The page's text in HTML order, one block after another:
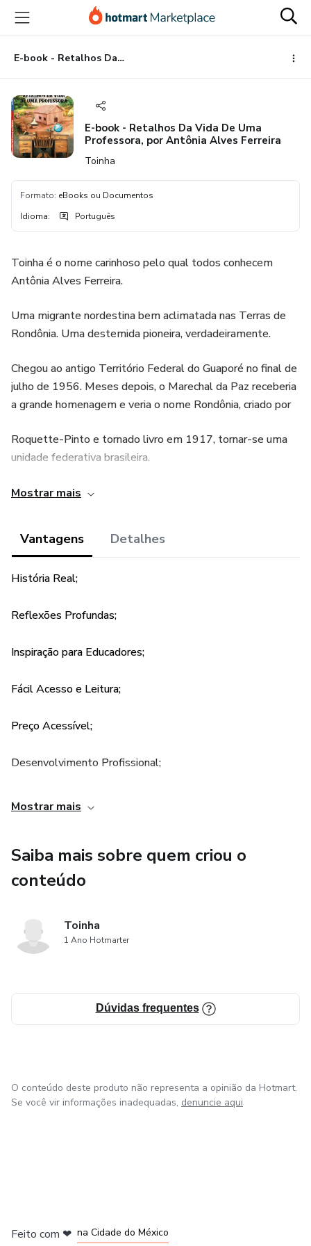
para
conteúdo
principal
para
pagamento
para
rodapé
E-book - Retalhos Da Vida De Uma Professora, por Antônia Alves Ferreira
E-book - Retalhos Da Vida De Uma
Professora, por Antônia Alves Ferreira
Toinha
Formato: eBooks ou Documentos
Idioma: Português
Toinha é o nome carinhoso pelo qual todos conhecem
Antônia Alves Ferreira.
Uma migrante nordestina bem aclimatada nas Terras de
Rondônia. Uma destemida pioneira, verdadeiramente.
Chegou ao antigo Território Federal do Guaporé no final de
julho de 1956. Meses depois, o Marechal da Paz receberia
a grande homenagem e veria o nome Rondônia, criado por
Roquette-Pinto e tornado livro em 1917, tornar-se uma
unidade federativa brasileira.
Desde então, a adolescente Antônia reforça sua formação
que atravessaria décadas. Uma trajetória de muitas
de um legado imenso
que ela partilha, alegremente, com familiares e amigos.
Mostrar mais
Vantagens Detalhes
História Real;
Reflexões Profundas;
Inspiração para Educadores;
Fácil Acesso e Leitura;
Preço Acessível;
Desenvolvimento Profissional;
Mostrar mais
Saiba mais sobre quem criou o
conteúdo
Toinha
1 Ano Hotmarter
Dúvidas frequentes
O conteúdo deste produto não representa a opinião da Hotmart.
Se você vir informações inadequadas, denuncie aqui
Feito com ❤ na Cidade do México